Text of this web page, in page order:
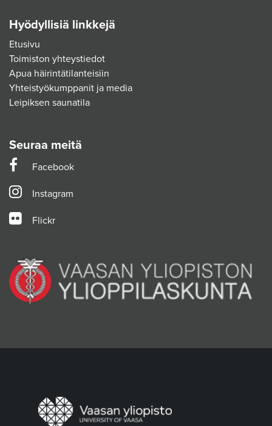
Hyödyllisiä linkkejä
Etusivu
Toimiston yhteystiedot
Apua häirintätilanteisiin
Yhteistyökumppanit ja media
Leipiksen saunatila
Seuraa meitä
Facebook
Instagram
Flickr